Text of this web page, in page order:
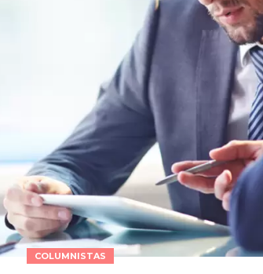
COLUMNISTAS